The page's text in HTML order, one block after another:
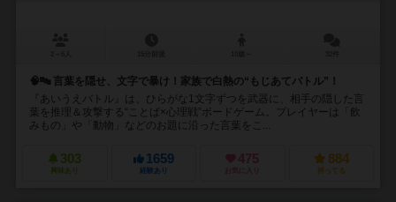
🧠🔤 言葉を隠せ、文字で暴け！家族で白熱の“もじあてバトル”！
『あいうえバトル』は、ひらがな1文字ずつを武器に、相手の隠した言
葉を推理＆攻撃する“ことば×心理戦”ボードゲーム。プレイヤーは「飲
みもの」や「動物」などのお題に沿った言葉をこ...
303
興味あり
1659
経験あり
475
お気に入り
884
持ってる